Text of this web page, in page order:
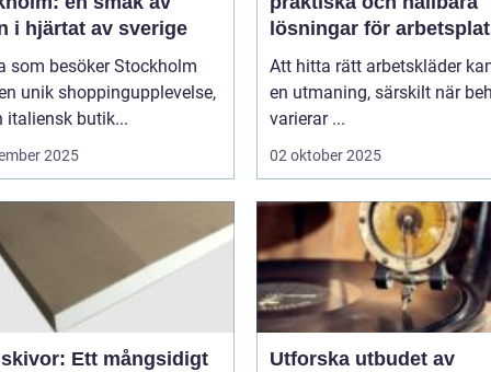
i hjärtat av sverige
som besöker Stockholm
unik shoppingupplevelse,
italiensk butik...
2025
lösningar för
Att hitta rätt arbetskläder
en utmaning, särskilt när
varierar ...
02 oktober 2025
Ett mångsidigt
Utforska utbudet av